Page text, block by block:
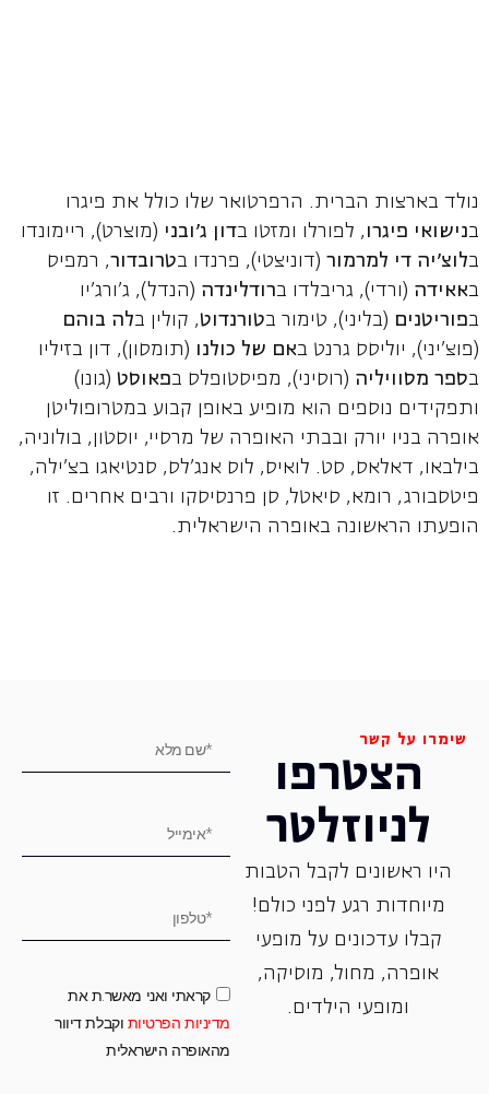
נולד בארצות הברית. הרפרטואר שלו כולל את פיגרו
בנישואי פיגרו , לפורלו ומזטו בדון ג'ובני (מוצרט), ריימונדו
בלוצ'יה די למרמור(דוניצטי), פרנדו בטרובדור, רמפיס
באאידה (ורדי), גריבלדו ברודלינדה (הנדל), ג'ורג'יו
בפוריטנים (בליני), טימור בטורנדוט, קולין בלה בוהם
(פוצ'יני), יוליסס גרנט באם של כולנו (תומסון), דון בזיליו
בספר מסוויליה (רוסיני), מפיסטופלס בפאוסט(גונו)
ותפקידים נוספים הוא מופיע באופן קבוע במטרופוליטן
אופרה בניו יורק ובבתי האופרה של מרסיי, יוסטון, בולוניה,
בילבאו, דאלאס, סט. לואיס, לוס אנג'לס, סנטיאגו בצ'ילה,
פיטסבורג, רומא, סיאטל, סן פרנסיסקו ורבים אחרים. זו
הופעתו הראשונה באופרה הישראלית.
שימרו על קשר
הצטרפו
לניוזלטר
היו ראשונים לקבל הטבות
מיוחדות רגע לפני כולם!
קבלו עדכונים על מופעי
אופרה, ‏מחול, ‏מוסיקה,
ומופעי הילדים.
קראתי ואני מאשר.ת את
מדיניות הפרטיות וקבלת דיוור
מהאופרה הישראלית